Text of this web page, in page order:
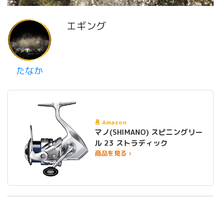
たなか
エギング
Amazon
マノ(SHIMANO) スピニングリー
ル 23 ストラディック
商品を見る ›